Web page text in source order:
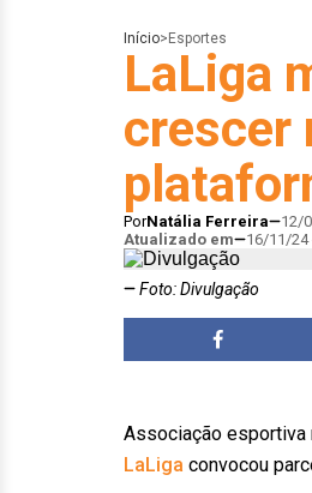
Início> Esportes
LaLiga
crescer
PorNatália Ferreira 12/
Atualizado em
16/11/24
Foto: Divulgação
Associação esportiva
LaLiga convocou